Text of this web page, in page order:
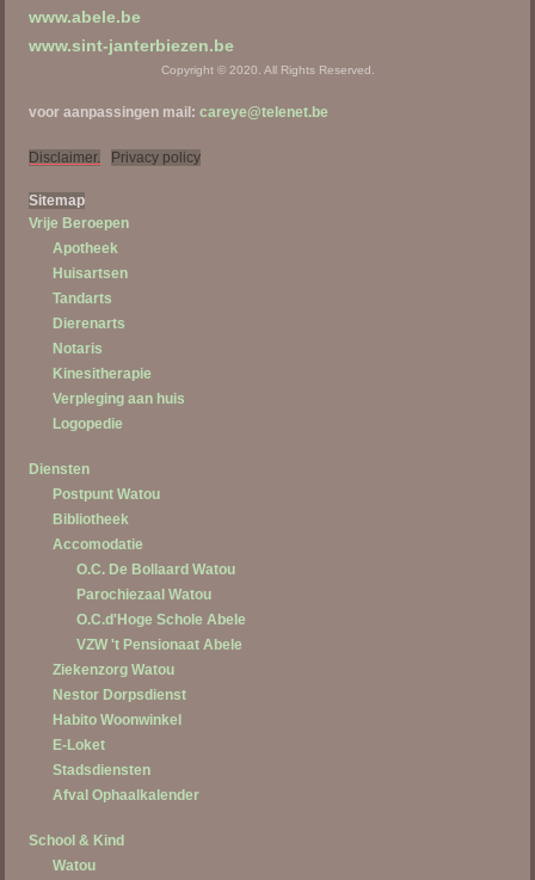
www.abele.be
www.sint-janterbiezen.be
Copyright © 2020. All Rights Reserved.
voor aanpassingen mail:careye@telenet.be
Disclaimer. Privacy policy
Sitemap
Vrije Beroepen
Apotheek
Huisartsen
Tandarts
Dierenarts
Notaris
Kinesitherapie
Verpleging aan huis
Logopedie
Diensten
Postpunt Watou
Bibliotheek
Accomodatie
O.C. De Bollaard Watou
Parochiezaal Watou
O.C.d'Hoge Schole Abele
VZW 't Pensionaat Abele
Ziekenzorg Watou
Nestor Dorpsdienst
Habito Woonwinkel
E-Loket
Stadsdiensten
Afval Ophaalkalender
School & Kind
Watou